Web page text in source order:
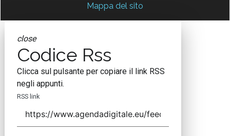
Mappa del sito
close
Codice Rss
Clicca sul pulsante per copiare il link RSS
negli appunti.
RSS link